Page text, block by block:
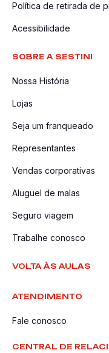
Política de retirada de
Acessibilidade
SOBRE A SESTINI
Nossa História
Lojas
Seja um franqueado
Representantes
Vendas corporativas
Aluguel de malas
Seguro viagem
Trabalhe conosco
VOLTA ÀS AULAS
ATENDIMENTO
Fale conosco
CENTRAL DE